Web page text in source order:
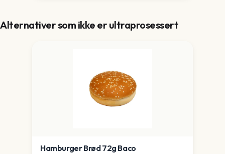
Alternativer som ikke er ultraprosessert
Hamburger Brød 72g Baco